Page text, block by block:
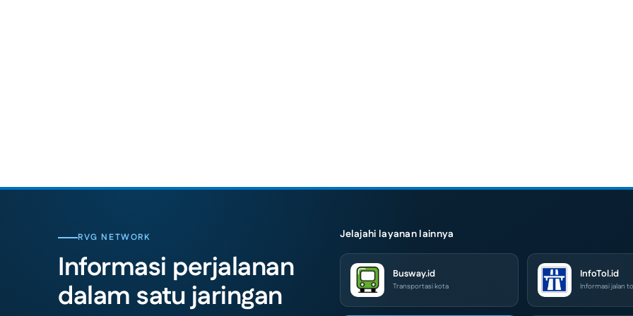
RVG NETWORK
Informasi perjalanan
dalam satu jaringan
Jelajahi layanan lainnya
Busway.id
Transportasi kota
InfoTol.id
Informasi jalan